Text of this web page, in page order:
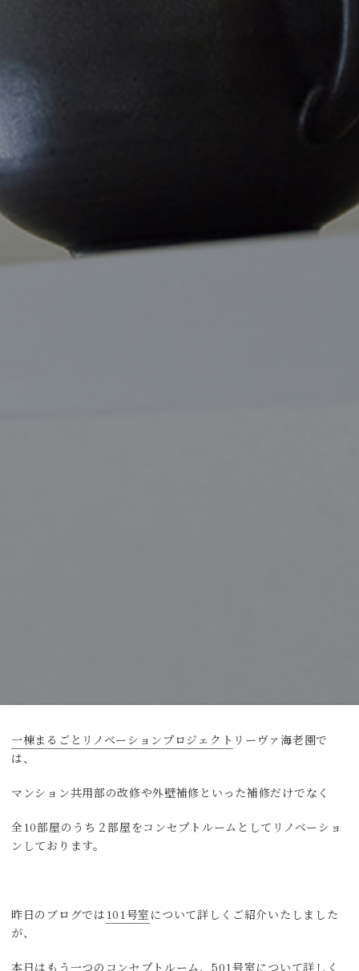
一棟まるごとリノベーションプロジェクト リーヴァ海老園で
は、
マンション共用部の改修や外壁補修といった補修だけでなく
全10部屋のうち２部屋をコンセプトルームとしてリノベーショ
ンしております。
昨日のブログでは 101号室 について詳しくご紹介いたしました
が、
本日はもう一つのコンセプトルーム、501号室について詳しく